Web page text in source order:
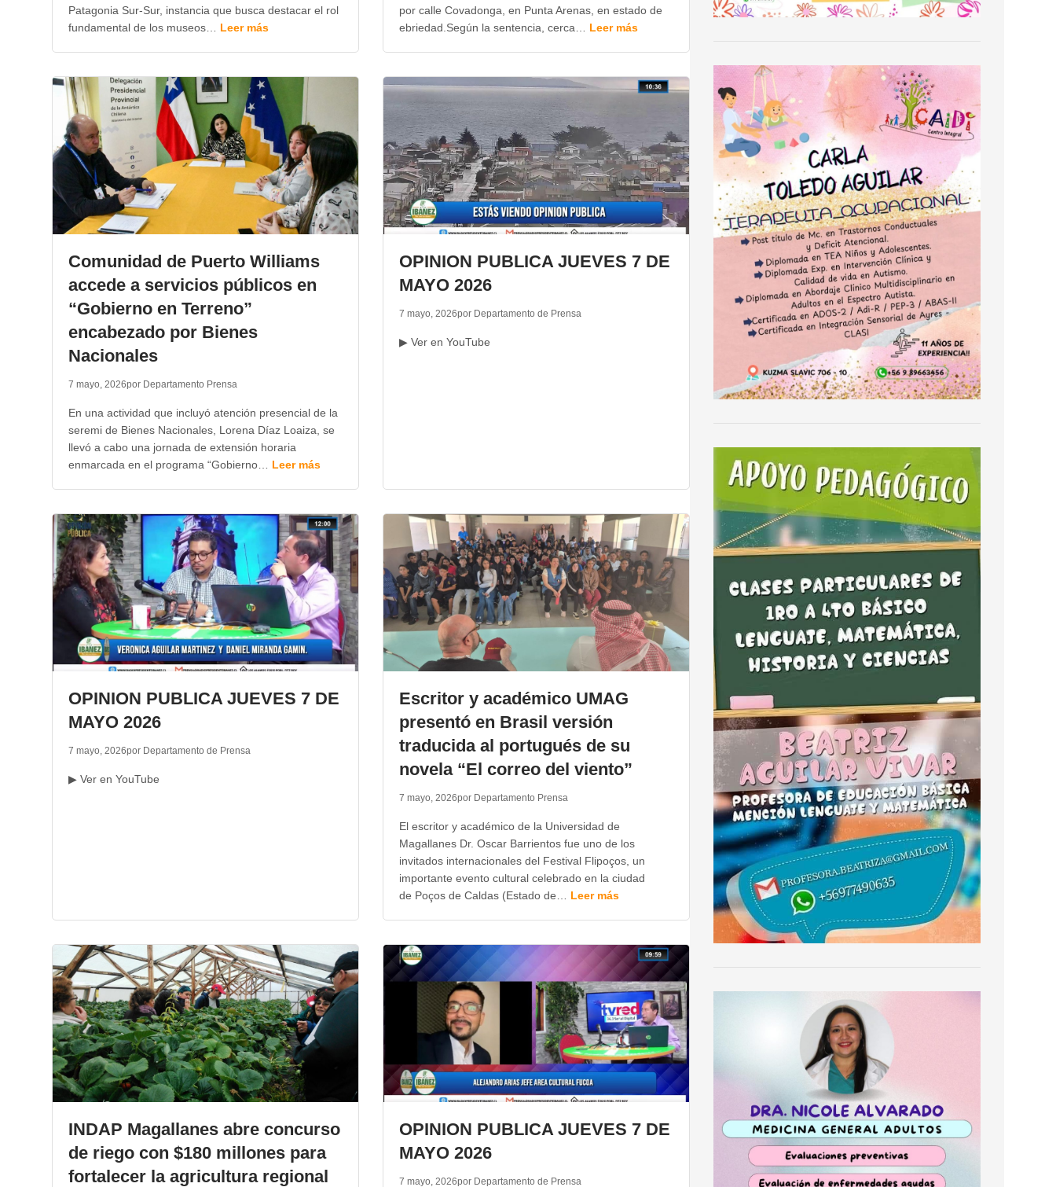
Patagonia Sur-Sur, instancia que busca destacar el rol
fundamental de los museos… Leer más
por calle Covadonga, en Punta Arenas, en estado de
ebriedad.Según la sentencia, cerca… Leer más
Comunidad de Puerto Williams
accede a servicios públicos en
“Gobierno en Terreno”
encabezado por Bienes
Nacionales
7 mayo, 2026por Departamento Prensa
En una actividad que incluyó atención presencial de la
seremi de Bienes Nacionales, Lorena Díaz Loaiza, se
llevó a cabo una jornada de extensión horaria
enmarcada en el programa “Gobierno… Leer más
OPINION PUBLICA JUEVES 7 DE
MAYO 2026
7 mayo, 2026por Departamento de Prensa
▶ Ver en YouTube
OPINION PUBLICA JUEVES 7 DE
MAYO 2026
7 mayo, 2026por Departamento de Prensa
▶ Ver en YouTube
Escritor y académico UMAG
presentó en Brasil versión
traducida al portugués de su
novela “El correo del viento”
7 mayo, 2026por Departamento Prensa
El escritor y académico de la Universidad de
Magallanes Dr. Oscar Barrientos fue uno de los
invitados internacionales del Festival Flipoços, un
importante evento cultural celebrado en la ciudad
de Poços de Caldas (Estado de… Leer más
INDAP Magallanes abre concurso
de riego con $180 millones para
fortalecer la agricultura regional
OPINION PUBLICA JUEVES 7 DE
MAYO 2026
7 mayo, 2026por Departamento de Prensa